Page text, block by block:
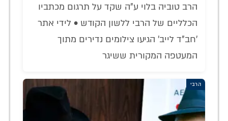
הרב טוביה בלוי ע"ה שקד על תרגום מכתביו
הכלליים של הרבי ללשון הקודש • לידי אתר
'חב"ד לייב' הגיעו צילומים נדירים מתוך
המעטפה המקורית ששיגר
הרבי